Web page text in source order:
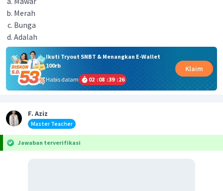
Merah
Bunga
Adalah
Ikuti Tryout SNBT & Menangkan E-Wallet
100rb
Habis dalam
02 :08 :39 :25
Klaim
F. Aziz
Master Teacher
Jawaban terverifikasi